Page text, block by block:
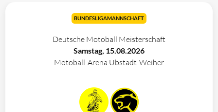
BUNDESLIGAMANNSCHAFT
Deutsche Motoball Meisterschaft
Samstag, 15.08.2026
Motoball-Arena Ubstadt-Weiher